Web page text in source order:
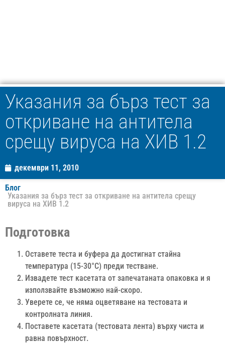
Указания за бърз тест за
откриване на антитела
срещу вируса на ХИВ 1.2
декември 11, 2010
Блог
Указания за бърз тест за откриване на антитела срещу
вируса на ХИВ 1.2
Подготовка
Оставете теста и буфера да достигнат стайна
температура (15-30°C) преди тестване.
Извадете тест касетата от запечатаната опаковка и я
използвайте възможно най-скоро.
Уверете се, че няма оцветяване на тестовата и
контролната линия.
Поставете касетата (тестовата лента) върху чиста и
равна повърхност.